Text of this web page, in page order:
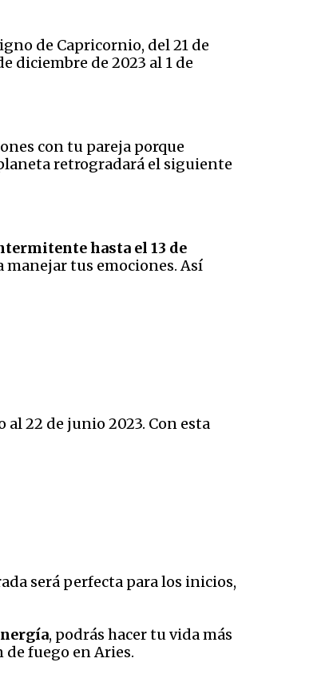
de Capricornio, del 21 de
diciembre de 2023 al 1 de
con tu pareja porque
retrogradará el siguiente
hasta el 13 de
manejar tus emociones. Así
al 22 de junio 2023. Con esta
será perfecta para los inicios,
, podrás hacer tu vida más
fuego en Aries.